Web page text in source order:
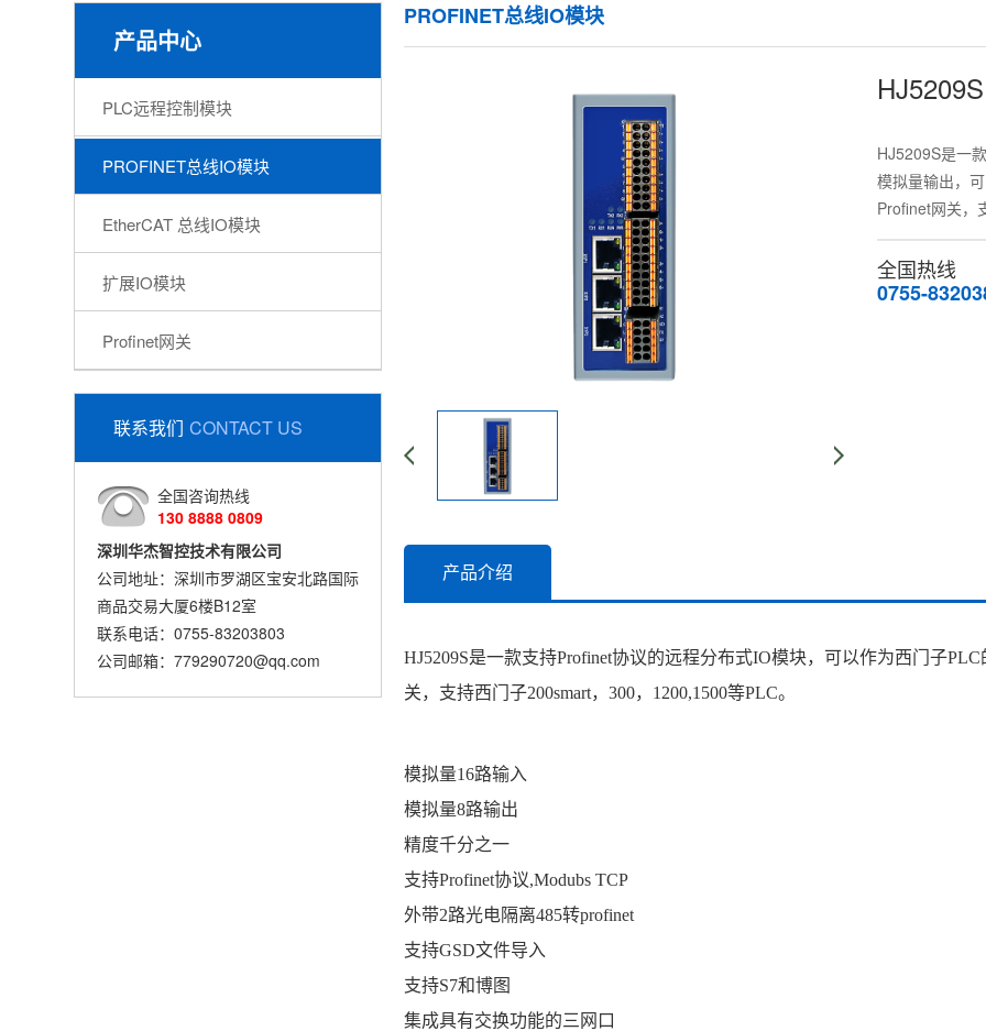
产品中心
PLC远程控制模块
PROFINET总线IO模块
EtherCAT 总线IO模块
扩展IO模块
Profinet网关
联系我们 CONTACT US
全国咨询热线
130 8888 0809
深圳华杰智控技术有限公司
公司地址：深圳市罗湖区宝安北路国际
商品交易大厦6楼B12室
联系电话：0755-83203803
公司邮箱：779290720@qq.com
PROFINET总线IO模块
HJ5209S是一
模拟量输出，
Profinet网关，
全国热线
0755-
产品介绍
HJ5209S是一款支持Profinet协议的远程分布式IO模块，可以作为西门子PLC
关，支持西门子200smart，300，1200,1500等PLC。
模拟量16路输入
模拟量8路输出
精度千分之一
支持Profinet协议,Modubs TCP
外带2路光电隔离485转profinet
支持GSD文件导入
支持S7和博图
集成具有交换功能的三网口